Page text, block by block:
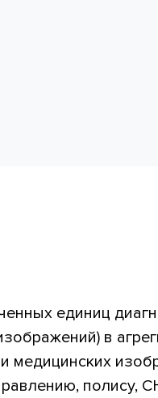
единиц
в
медицинских